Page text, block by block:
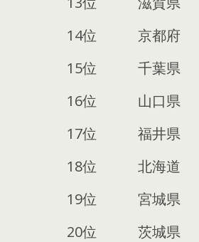
14位
京都府
15位
千葉県
16位
山口県
17位
福井県
18位
北海道
19位
宮城県
20位
茨城県